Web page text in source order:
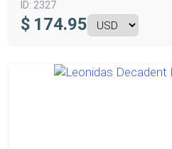
ID: 2327
$ 174.95